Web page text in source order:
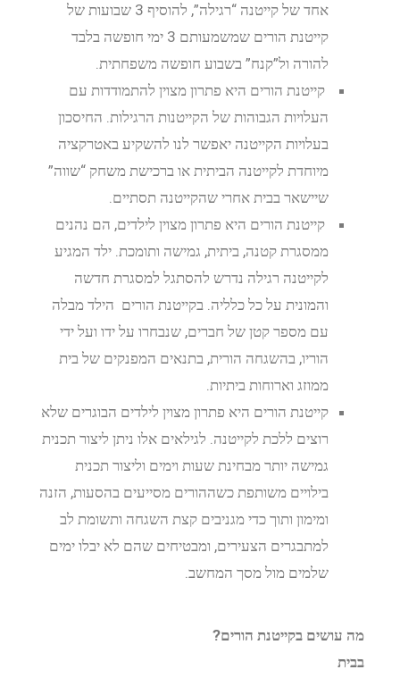
אחד של קייטנה “רגילה”, להוסיף 3 שבועות של
קייטנת הורים שמשמעותם 3 ימי חופשה בלבד
להורה ול”קנח” בשבוע חופשה משפחתית.
קייטנת הורים היא פתרון מצוין להתמודדות עם
העלויות הגבוהות של הקייטנות הרגילות. החיסכון
בעלויות הקייטנה יאפשר לנו להשקיע באטרקציה
מיוחדת לקייטנה הביתית או ברכישת משחק “שווה”
שיישאר בבית אחרי שהקייטנה תסתיים.
קייטנת הורים היא פתרון מצוין לילדים, הם נהנים
ממסגרת קטנה, ביתית, גמישה ותומכת. ילד המגיע
לקייטנה רגילה נדרש להסתגל למסגרת חדשה
והמונית על כל כלליה. בקייטנת הורים הילד מבלה
עם מספר קטן של חברים, שנבחרו על ידו ועל ידי
הוריו, בהשגחה הורית, בתנאים המפנקים של בית
ממוזג וארוחות ביתיות.
קייטנת הורים היא פתרון מצוין לילדים הבוגרים שלא
רוצים ללכת לקייטנה. לגילאים אלו ניתן ליצור תכנית
גמישה יותר מבחינת שעות וימים וליצור תכנית
בילויים משותפת כשההורים מסייעים בהסעות, הזנה
ומימון ותוך כדי מגניבים קצת השגחה ותשומת לב
למתבגרים הצעירים, ומבטיחים שהם לא יבלו ימים
שלמים מול מסך המחשב.
מה עושים בקייטנת הורים?
בבית